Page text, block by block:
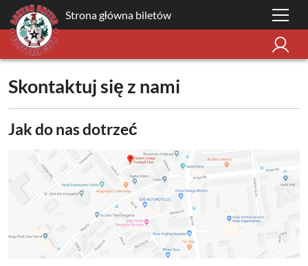
Strona główna biletów
Skontaktuj się z nami
Jak do nas dotrzeć